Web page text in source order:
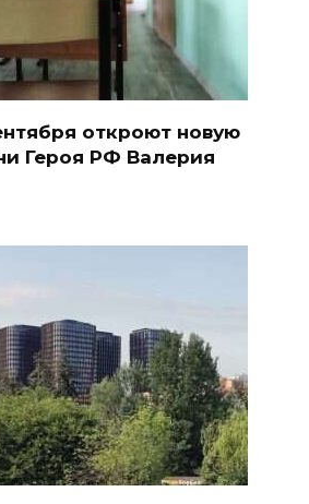
откроют новую
Героя РФ Валерия